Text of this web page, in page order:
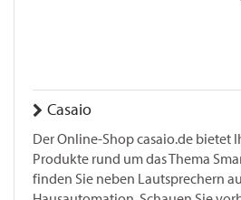
Casaio
Der Online-Shop casaio.de bietet
Produkte rund um das Thema
finden Sie neben Lautsprechern